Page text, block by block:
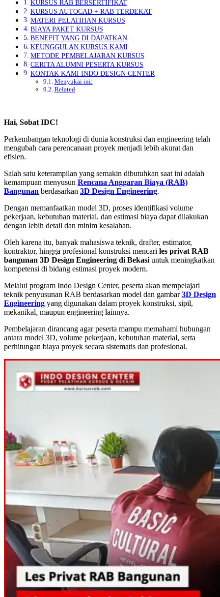
KURSUS RAB BERSERTIFIKAT
KURSUS AUTOCAD + RAB TERDEKAT
MATERI PELATIHAN KURSUS
BIAYA PAKET KURSUS
BENEFIT YANG DI DAPATKAN
KEUNGGULAN KURSUS KAMI
METODE PEMBELAJARAN KURSUS
CERITA ALUMNI PESERTA KURSUS
KONTAK KAMI INDO DESIGN CENTER
Menyukai ini:
Related
Hai, Sobat IDC!
Perkembangan teknologi di dunia konstruksi dan engineering telah
mengubah cara perencanaan proyek menjadi lebih akurat dan
efisien.
Salah satu keterampilan yang semakin dibutuhkan saat ini adalah
kemampuan menyusun Rencana Anggaran Biaya (RAB)
Bangunan berdasarkan 3D Design Engineering.
Dengan memanfaatkan model 3D, proses identifikasi volume
pekerjaan, kebutuhan material, dan estimasi biaya dapat dilakukan
dengan lebih detail dan minim kesalahan.
Oleh karena itu, banyak mahasiswa teknik, drafter, estimator,
kontraktor, hingga profesional konstruksi mencari les privat RAB
bangunan 3D Design Engineering di Bekasi untuk meningkatkan
kompetensi di bidang estimasi proyek modern.
Melalui program Indo Design Center, peserta akan mempelajari
teknik penyusunan RAB berdasarkan model dan gambar3D Design
Engineering yang digunakan dalam proyek konstruksi, sipil,
mekanikal, maupun engineering lainnya.
Pembelajaran dirancang agar peserta mampu memahami hubungan
antara model 3D, volume pekerjaan, kebutuhan material, serta
perhitungan biaya proyek secara sistematis dan profesional.